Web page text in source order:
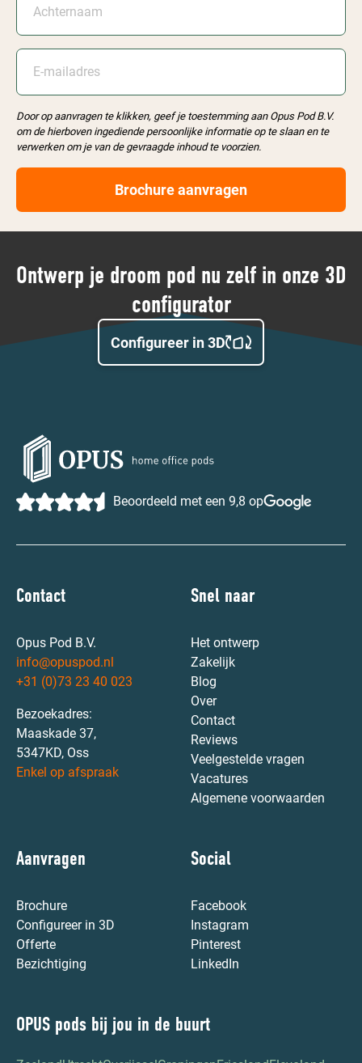
E-mailadres
Door op aanvragen te klikken, geef je toestemming aan Opus Pod B.V.
om de hierboven ingediende persoonlijke informatie op te slaan en te
verwerken om je van de gevraagde inhoud te voorzien.
Ontwerp je droom pod nu zelf in onze 3D
configurator
Configureer in 3D
Beoordeeld met een 9,8 op
Contact
Opus Pod B.V.
info@opuspod.nl
+31 (0)73 23 40 023
Bezoekadres:
Maaskade 37,
5347KD, Oss
Enkel op afspraak
Snel naar
Het ontwerp
Zakelijk
Blog
Over
Contact
Reviews
Veelgestelde vragen
Vacatures
Algemene voorwaarden
Aanvragen
Brochure
Configureer in 3D
Offerte
Bezichtiging
Social
Facebook
Instagram
Pinterest
LinkedIn
OPUS pods bij jou in de buurt